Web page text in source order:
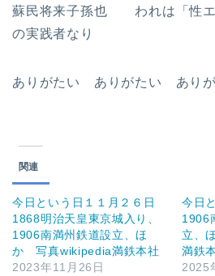
蘇民将来子孫也 われは「性エ
の実践者なり
ありがたい ありがたい あり
関連
今日という日１１月２６日
1868明治天皇東京城入り、
1906南満州鉄道設立、ほ
か 写真wikipedia満鉄本社
2023年11月26日
今日
1906
立、
満鉄
2025